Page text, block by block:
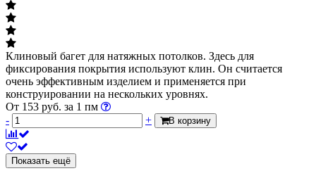
Клиновый багет для натяжных потолков. Здесь для
фиксирования покрытия используют клин. Он считается
очень эффективным изделием и применяется при
конструировании на нескольких уровнях.
От 153 руб. за 1 пм
-
+ В корзину
Показать ещё